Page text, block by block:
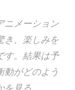
ニメーション
き、楽しみを
す。結果は予
動がどのよう
を見る